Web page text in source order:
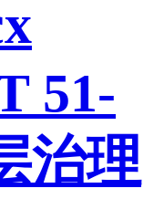
51-
治理